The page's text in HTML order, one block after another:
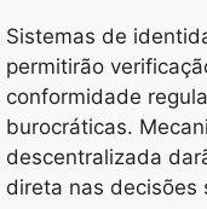
Sistemas de
permitirão
conformidade
burocráticas.
descentralizada
direta nas decisões